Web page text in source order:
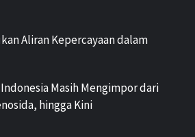
Aliran Kepercayaan dalam
Masih Mengimpor dari
hingga Kini